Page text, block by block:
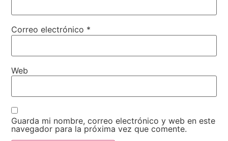
Correo electrónico *
Web
Guarda mi nombre, correo electrónico y web en este
navegador para la próxima vez que comente.